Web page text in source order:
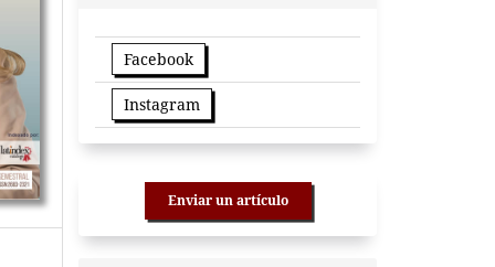
Facebook
Instagram
Enviar un artículo